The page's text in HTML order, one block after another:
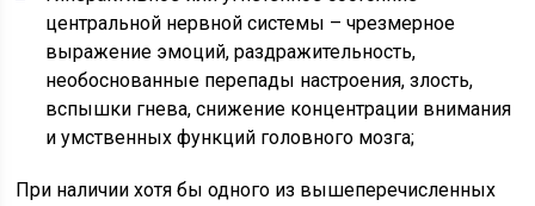
центральной нервной системы – чрезмерное
выражение эмоций, раздражительность,
необоснованные перепады настроения, злость,
вспышки гнева, снижение концентрации внимания
и умственных функций головного мозга;
При наличии хотя бы одного из вышеперечисленных